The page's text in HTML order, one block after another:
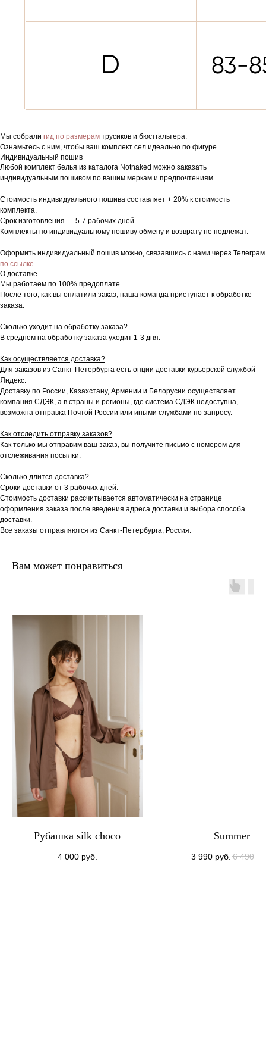
Мы собрали гид по размерам трусиков и бюстгальтера.
Ознамьтесь с ним, чтобы ваш комплект сел идеально по фигуре
Индивидуальный пошив
Любой комплект белья из каталога Notnaked можно заказать
индивидуальным пошивом по вашим меркам и предпочтениям.
Стоимость индивидуального пошива составляет + 20% к стоимость
комплекта.
Срок изготовления — 5-7 рабочих дней.
Комплекты по индивидуальному пошиву обмену и возврату не подлежат.
Оформить индивидуальный пошив можно, связавшись с нами через Телеграм
по ссылке.
О доставке
Мы работаем по 100% предоплате.
После того, как вы оплатили заказ, наша команда приступает к обработке
заказа.
Сколько уходит на обработку заказа?
В среднем на обработку заказа уходит 1-3 дня.
Как осуществляется доставка?
Для заказов из Санкт-Петербурга есть опции доставки курьерской службой
Яндекс.
Доставку по России, Казахстану, Армении и Белорусии осуществляет
компания СДЭК, а в страны и регионы, где система СДЭК недоступна,
возможна отправка Почтой России или иными службами по запросу.
Как отследить отправку заказов?
Как только мы отправим ваш заказ, вы получите письмо с номером для
отслеживания посылки.
Сколько длится доставка?
Сроки доставки от 3 рабочих дней.
Стоимость доставки рассчитывается автоматически на странице
оформления заказа после введения адреса доставки и выбора способа
доставки.
Все заказы отправляются из Санкт-Петербурга, Россия.
Вам может понравиться
Рубашка silk choco
4 000 руб.
Summer
3 990 руб. 6 490